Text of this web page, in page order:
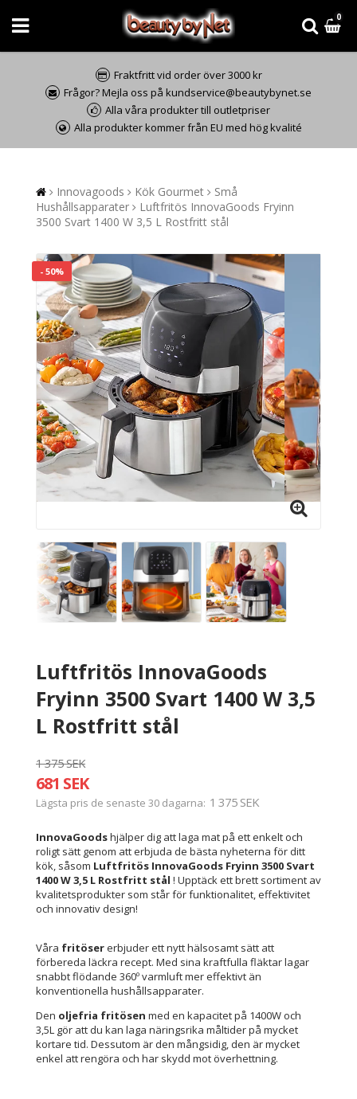
0
Fraktfritt vid order över 3000 kr
Frågor? Mejla oss på kundservice@beautybynet.se
Alla våra produkter till outletpriser
Alla produkter kommer från EU med hög kvalité
Innovagoods Kök Gourmet
Små
Hushållsapparater
Luftfritös InnovaGoods Fryinn
3500 Svart 1400 W 3,5 L Rostfritt stål
- 50%
Luftfritös InnovaGoods
Fryinn 3500 Svart 1400 W 3,5
L Rostfritt stål
1 375 SEK
681 SEK
Lägsta pris de senaste 30 dagarna 1 375 SEK
InnovaGoodshjälper dig att laga mat på ett enkelt och
roligt sätt genom att erbjuda de bästa nyheterna för ditt
kök, såsom Luftfritös InnovaGoods Fryinn 3500 Svart
1400 W 3,5 L Rostfritt stål ! Upptäck ett brett sortiment av
kvalitetsprodukter som står för funktionalitet, effektivitet
och innovativ design!
Våra fritösererbjuder ett nytt hälsosamt sätt att
förbereda läckra recept. Med sina kraftfulla fläktar lagar
snabbt flödande 360º varmluft mer effektivt än
konventionella hushållsapparater.
Den oljefria fritösen med en kapacitet på 1400W och
3,5L gör att du kan laga näringsrika måltider på mycket
kortare tid. Dessutom är den mångsidig, den är mycket
enkel att rengöra och har skydd mot överhettning.